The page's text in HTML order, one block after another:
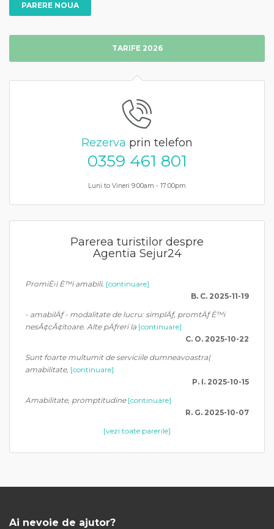
PARERE NOUA
TARIFE 2026
Rezerva prin telefon
0359 461 801
Luni to Vineri 9:00am - 17:00pm
Parerea turistilor despre
Agentia Sejur24
PromiÈ›i È™i amabili. [continuare]
B. C. 2025-11-19
- amabilÄƒ - modalitate de lucru: simplÄƒ, promtÄƒ È™i
nesÃ¢cÃ¢itoare. Alte pÄƒreri la [continuare]
C. O. 2025-10-22
Sunt foarte multumit de serviciile dumneavoastra(
amabilitate, [continuare]
P. I. 2025-10-15
Amabilitate, promptitudine [continuare]
R. G. 2025-10-07
[vezi toate parerile]
Ai nevoie de ajutor?